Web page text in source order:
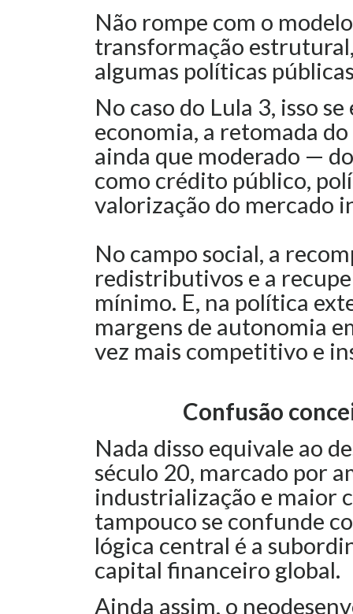
Não rompe com o
transformação
algumas políticas
No caso do Lula 3, isso
economia, a retomada
ainda que moderado —
como crédito público,
valorização do mercado
No campo social, a
redistributivos e a
mínimo. E, na política
margens de autonomia
vez mais competitivo e
Confusão
Nada disso equivale ao
século 20, marcado por
industrialização e maior
tampouco se confunde
lógica central é a
capital financeiro global.
Ainda assim, o